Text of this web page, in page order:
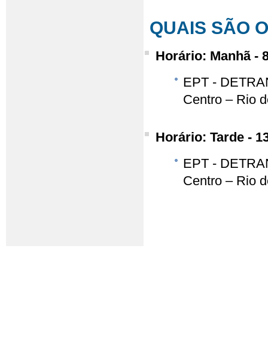
QUAIS SÃO
Horário: Manhã -
EPT -
Centro – Rio
Horário: Tarde -
EPT -
Centro – Rio